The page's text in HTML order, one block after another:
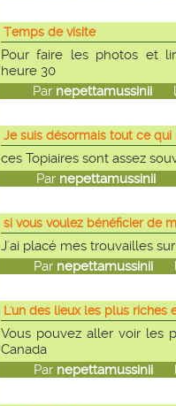
Temps de visite
Pour faire les photos et
heure 30
Par nepettamussinii le
Je suis désormais tout ce
ces Topiaires sont assez
Par nepettamussinii
si vous voulez bénéficier de
J'ai placé mes trouvailles
Par nepettamussinii le
L'un des lieux les plus riches
Vous pouvez aller voir les
Canada
Par nepettamussinii le